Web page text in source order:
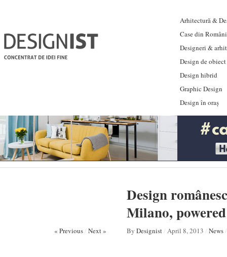
Arhitectură &
Case din
Designeri &
Design de obiect
Design hibrid
Graphic Design
Design în oraș
Design
Milano,
« Previous/ Next » By Designist/ April 8, 2013 / News/